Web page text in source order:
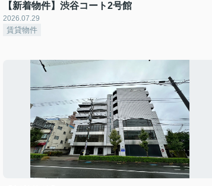
【新着物件】渋谷コート2号館
2026.07.29
賃貸物件